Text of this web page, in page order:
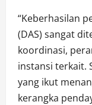
“Keberhasilan
(DAS) sangat
koordinasi,
instansi terkait.
yang ikut
kerangka